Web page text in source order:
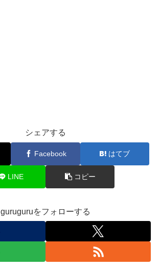
シェアする
Facebook はてブ
LINE コピー
guruguruをフォローする